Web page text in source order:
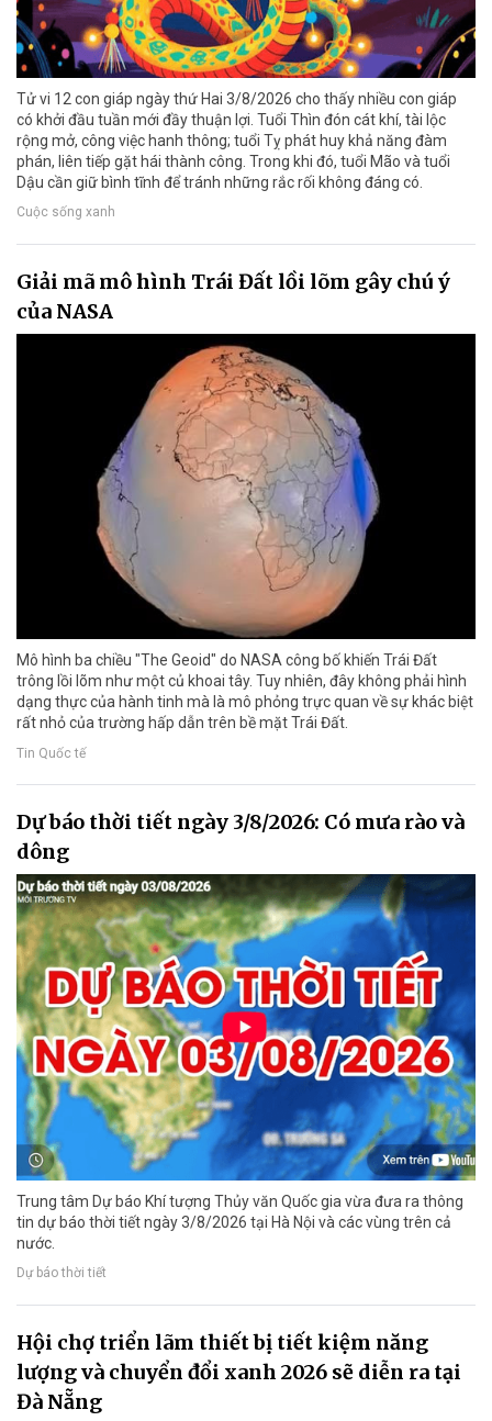
Tử vi 12 con giáp ngày thứ Hai 3/8/2026 cho thấy nhiều con giáp
có khởi đầu tuần mới đầy thuận lợi. Tuổi Thìn đón cát khí, tài lộc
rộng mở, công việc hanh thông; tuổi Tỵ phát huy khả năng đàm
phán, liên tiếp gặt hái thành công. Trong khi đó, tuổi Mão và tuổi
Dậu cần giữ bình tĩnh để tránh những rắc rối không đáng có.
Cuộc sống xanh
Giải mã mô hình Trái Đất lồi lõm gây chú ý
của NASA
Mô hình ba chiều "The Geoid" do NASA công bố khiến Trái Đất
trông lồi lõm như một củ khoai tây. Tuy nhiên, đây không phải hình
dạng thực của hành tinh mà là mô phỏng trực quan về sự khác biệt
rất nhỏ của trường hấp dẫn trên bề mặt Trái Đất.
Tin Quốc tế
Dự báo thời tiết ngày 3/8/2026: Có mưa rào và
dông
Trung tâm Dự báo Khí tượng Thủy văn Quốc gia vừa đưa ra thông
tin dự báo thời tiết ngày 3/8/2026 tại Hà Nội và các vùng trên cả
nước.
Dự báo thời tiết
Hội chợ triển lãm thiết bị tiết kiệm năng
lượng và chuyển đổi xanh 2026 sẽ diễn ra tại
Đà Nẵng